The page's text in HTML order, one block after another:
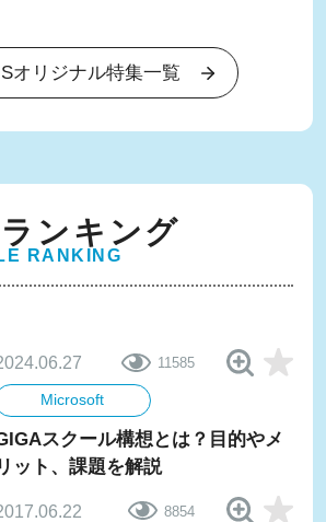
オリジナル特集一覧
ンキング
RANKING
11585
Microsoft
スクール構想とは？目的やメ
リット、課題を解説
8854